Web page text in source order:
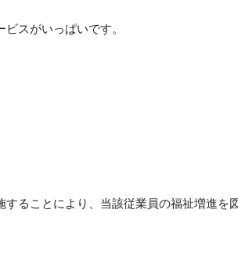
スがいっぱいです。
ることにより、当該従業員の福祉増進を